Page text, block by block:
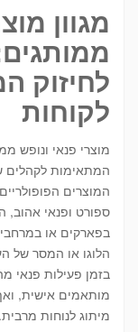
מגוון
לחיזוק
לקוחות
מוצרי פנאי ונופש
המתאימות לקהלים
המוצרים
ספורט ופנאי
בפארקים או
הלוגו או המסר של
בזמן פעילות פנאי
מותאמים אישית,
מיתוג לנוחות מרבית.